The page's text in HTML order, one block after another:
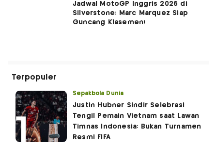
Jadwal MotoGP Inggris 2026 di
Silverstone: Marc Marquez Siap
Guncang Klasemen!
Terpopuler
Sepakbola Dunia
Justin Hubner Sindir Selebrasi
Tengil Pemain Vietnam saat Lawan
Timnas Indonesia: Bukan Turnamen
Resmi FIFA